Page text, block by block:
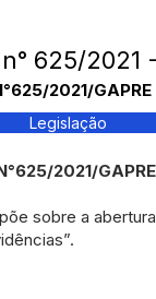
625/
2021/GAPRE
Legislação
2021/
sobre a